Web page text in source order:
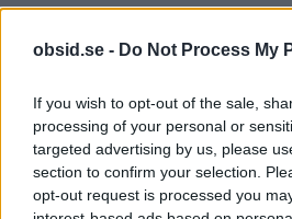
obsid.se - Do Not Process My
If you wish to opt-out of the sale,
processing of your personal or
targeted advertising by us, please
section to confirm your selection.
opt-out request is processed you
Färgernas
betydelse
Det här handlade som sagt
symbolik i olika kulturer. Vill
färger så bör du kolla in vår